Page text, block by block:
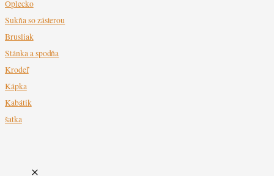
Oplecko
Sukňa so zásterou
Brusliak
Stánka a spodňa
Krodeľ
Kápka
Kabátik
šatka